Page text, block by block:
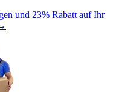
und 23% Rabatt auf Ihr